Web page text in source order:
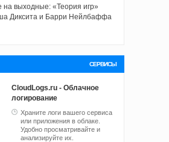
на выходные: «Теория игр»
Диксита и Барри Нейлбаффа
СЕРВИСЫ
CloudLogs.ru - Облачное
логирование
Храните логи вашего сервиса
или приложения в облаке.
Удобно просматривайте и
анализируйте их.